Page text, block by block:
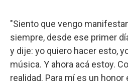
"Siento que vengo
siempre, desde ese primer
y dije: yo quiero hacer esto,
música. Y ahora acá estoy.
realidad. Para mí es un